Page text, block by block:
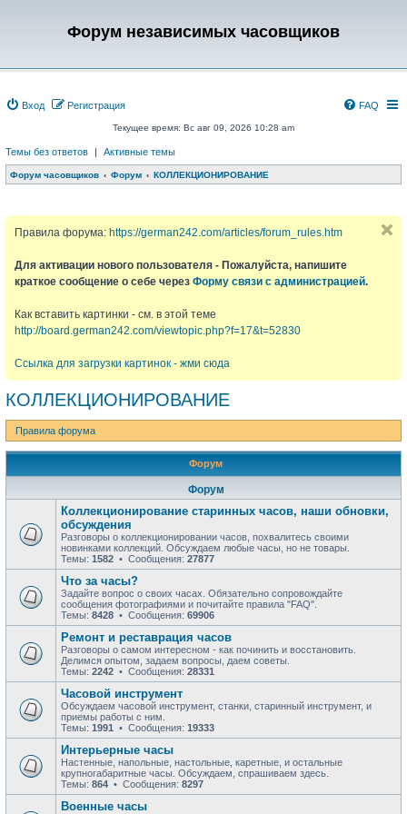
Форум независимых часовщиков
Вход Регистрация FAQ
Текущее время: Вс авг 09, 2026 10:28 am
Темы без ответов | Активные темы
Форум часовщиков Форум КОЛЛЕКЦИОНИРОВАНИЕ
Правила форума: https://german242.com/articles/forum_rules.htm
Для активации нового пользователя - Пожалуйста, напишите
краткое сообщение о себе через Форму связи с администрацией.
Как вставить картинки - см. в этой теме
http://board.german242.com/viewtopic.php?f=17&t=52830
Ссылка для загрузки картинок - жми сюда
КОЛЛЕКЦИОНИРОВАНИЕ
Правила форума
Форум
Форум
Коллекционирование старинных часов, наши обновки,
обсуждения
Разговоры о коллекционировании часов, похвалитесь своими
новинками коллекций. Обсуждаем любые часы, но не товары.
Темы: 1582 • Сообщения: 27877
Что за часы?
Задайте вопрос о своих часах. Обязательно сопровождайте
сообщения фотографиями и почитайте правила "FAQ".
Темы: 8428 • Сообщения: 69906
Ремонт и реставрация часов
Разговоры о самом интересном - как починить и восстановить.
Делимся опытом, задаем вопросы, даем советы.
Темы: 2242 • Сообщения: 28331
Часовой инструмент
Обсуждаем часовой инструмент, станки, старинный инструмент, и
приемы работы с ним.
Темы: 1991 • Сообщения: 19333
Интерьерные часы
Настенные, напольные, настольные, каретные, и остальные
крупногабаритные часы. Обсуждаем, спрашиваем здесь.
Темы: 864 • Сообщения: 8297
Военные часы